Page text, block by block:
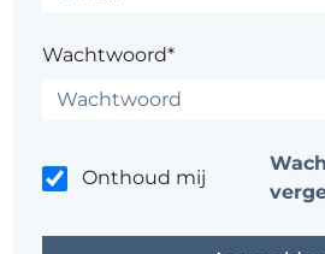
Wachtwoord*
Onthoud mij